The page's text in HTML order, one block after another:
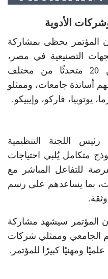
الأدوية
المؤتمر يحظى بمشاركة
الجهات التصنيعية في مصر،
فضلاً عن مشاركة أكثر من 20 متحدثًا من مختلف
أساتذة جامعات، وممثلو
يوتوبيا، فاركو، وإيبيكو.
اللجنة التنظيمية
متكامل يُلبي احتياجات
للتفاعل المباشر مع
بما يساعدهم على رسم
المؤتمر سيشهد مشاركة
الجامعي وممثلي شركات
ومهنيًا كبيرًا للمؤتمر.